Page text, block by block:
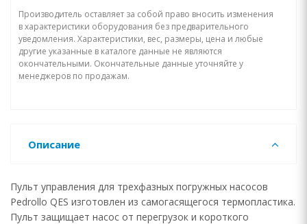
Производитель оставляет за собой право вносить изменения
в характеристики оборудования без предварительного
уведомления. Характеристики, вес, размеры, цена и любые
другие указанные в каталоге данные не являются
окончательными. Окончательные данные уточняйте у
менеджеров по продажам.
Описание
Пульт управления для трехфазных погружных насосов
Pedrollo QES изготовлен из самогасящегося термопластика.
Пульт защищает насос от перегрузок и короткого